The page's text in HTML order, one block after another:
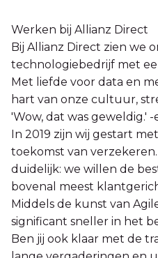
Werken bij Allianz Direct
Bij Allianz Direct zien we
technologiebedrijf met
Met liefde voor data en
hart van onze cultuur,
'Wow, dat was geweldig.'
In 2019 zijn wij gestart
toekomst van verzekeren.
duidelijk: we willen de
bovenal meest
Middels de kunst van
significant sneller in het
Ben jij ook klaar met de